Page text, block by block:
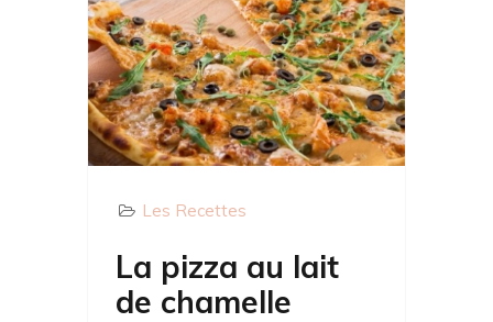
Les Recettes
La pizza au lait
de chamelle